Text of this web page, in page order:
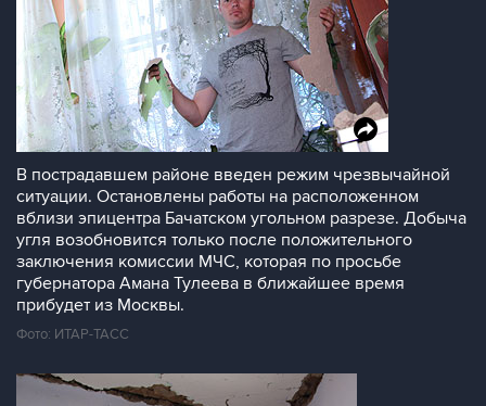
В пострадавшем районе введен режим чрезвычайной
ситуации. Остановлены работы на расположенном
вблизи эпицентра Бачатском угольном разрезе. Добыча
угля возобновится только после положительного
заключения комиссии МЧС, которая по просьбе
губернатора Амана Тулеева в ближайшее время
прибудет из Москвы.
Фото: ИТАР-ТАСС